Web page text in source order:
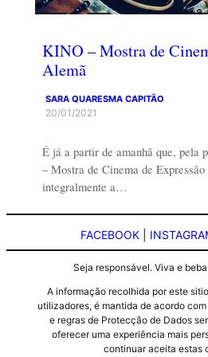
KINO – Mostra de
Alemã
SARA QUARESMA CAPITÃO
20/01/2021
É já a partir de amanhã que, pela
– Mostra de Cinema de
integralmente a…
FACEBOOK
Seja responsável. Viva e
A informação recolhida por este
utilizadores, é mantida de acordo
e regras de Protecção de Dados
oferecer uma experiência mais
continuar aceita estas